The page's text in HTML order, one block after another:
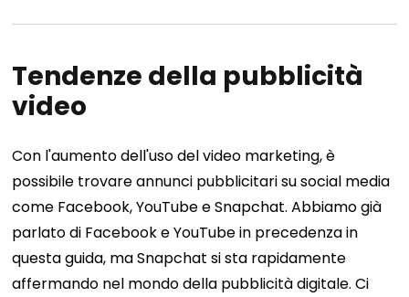
Tendenze della pubblicità
video
Con l'aumento dell'uso del video marketing, è
possibile trovare annunci pubblicitari su social media
come Facebook, YouTube e Snapchat. Abbiamo già
parlato di Facebook e YouTube in precedenza in
questa guida, ma Snapchat si sta rapidamente
affermando nel mondo della pubblicità digitale. Ci